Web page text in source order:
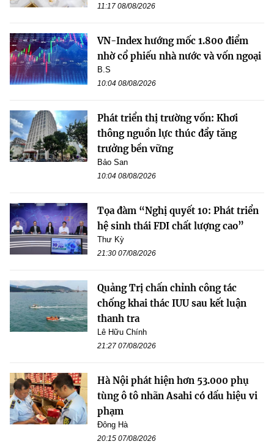
11:17 08/08/2026
VN-Index hướng mốc 1.800 điểm
nhờ cổ phiếu nhà nước và vốn ngoại
B.S
10:04 08/08/2026
Phát triển thị trường vốn: Khơi
thông nguồn lực thúc đẩy tăng
trưởng bền vững
Bảo San
10:04 08/08/2026
Tọa đàm “Nghị quyết 10: Phát triển
hệ sinh thái FDI chất lượng cao”
Thư Kỳ
21:30 07/08/2026
Quảng Trị chấn chỉnh công tác
chống khai thác IUU sau kết luận
thanh tra
Lê Hữu Chính
21:27 07/08/2026
Hà Nội phát hiện hơn 53.000 phụ
tùng ô tô nhãn Asahi có dấu hiệu vi
phạm
Đông Hà
20:15 07/08/2026